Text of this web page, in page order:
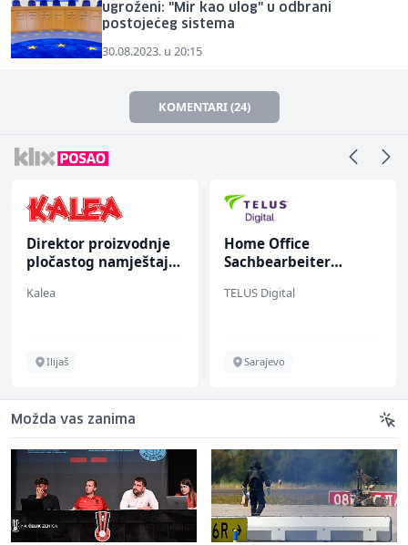
ugroženi: "Mir kao ulog" u odbrani
postojećeg sistema
30.08.2023. u 20:15
KOMENTARI (24)
Direktor proizvodnje
pločastog namještaja
Kalea
Ilijaš
Home Office
Sachbearbeiter
bekannten deutschen
TELUS Digital
Sarajevo
Možda vas zanima